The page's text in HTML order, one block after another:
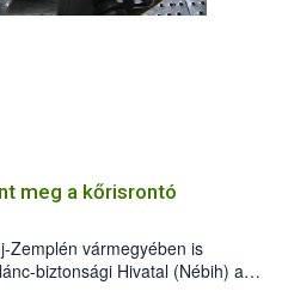
meg a kőrisrontó
Zemplén vármegyében is
biztonsági Hivatal (Nébih) a